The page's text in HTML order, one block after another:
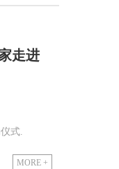
走进
式.
MORE +